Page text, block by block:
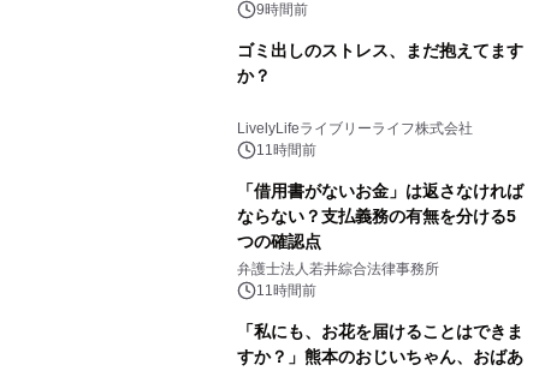
9時間前
ゴミ出しのストレス、まだ抱えてます
か？
LivelyLifeライブリーライフ株式会社
11時間前
「借用書がないお金」は返さなければ
ならない？支払義務の有無を分ける5
つの確認点
弁護士法人若井綜合法律事務所
11時間前
「私にも、お花を届けることはできま
すか？」熊本のおじいちゃん、おばあ